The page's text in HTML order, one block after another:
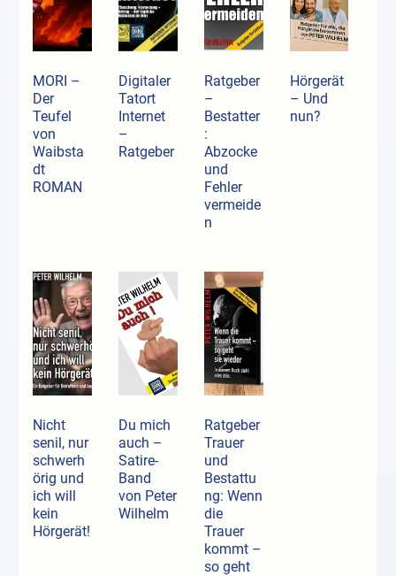
MORI –
Der
Teufel
von
Waibsta
dt
ROMAN
Digitaler
Tatort
Internet
–
Ratgeber
Ratgeber
–
Bestatter
:
Abzocke
und
Fehler
vermeide
n
Hörgerät
– Und
nun?
Nicht
senil, nur
schwerh
örig und
ich will
kein
Hörgerät!
Du mich
auch –
Satire-
Band
von Peter
Wilhelm
Ratgeber
Trauer
und
Bestattu
ng: Wenn
die
Trauer
kommt –
so geht